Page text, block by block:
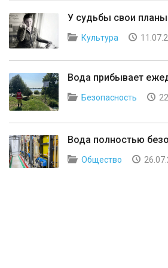
У судьбы свои планы
Культура
Вода прибывает
Безопасность
Вода полностью
Общество